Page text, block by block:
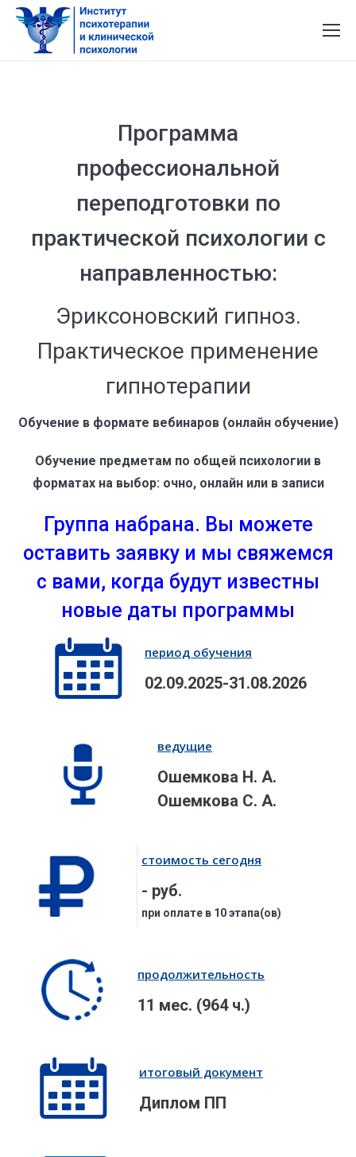
Программа
профессиональной
переподготовки по
практической психологии с
направленностью:
Эриксоновский гипноз.
Практическое применение
гипнотерапии
Обучение в формате вебинаров (онлайн обучение)
Обучение предметам по общей психологии в
форматах на выбор: очно, онлайн или в записи
Группа набрана. Вы можете
оставить заявку и мы свяжемся
с вами, когда будут известны
новые даты программы
период обучения
02.09.2025-31.08.2026
ведущие
Ошемкова Н. А.
Ошемкова С. А.
стоимость сегодня
- руб.
при оплате в 10 этапа(ов)
продолжительность
11 мес. (964 ч.)
итоговый документ
Диплом ПП